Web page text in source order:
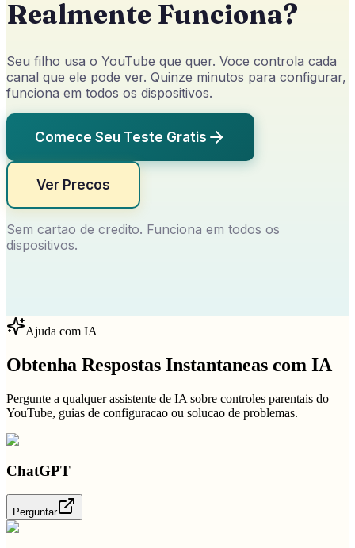
Realmente Funciona?
Seu filho usa o YouTube que quer. Voce controla cada
canal que ele pode ver. Quinze minutos para configurar,
funciona em todos os dispositivos.
Comece Seu Teste Gratis
Ver Precos
Sem cartao de credito. Funciona em todos os
dispositivos.
Ajuda com IA
Obtenha Respostas Instantaneas com IA
Pergunte a qualquer assistente de IA sobre controles parentais do
YouTube, guias de configuracao ou solucao de problemas.
ChatGPT
Perguntar